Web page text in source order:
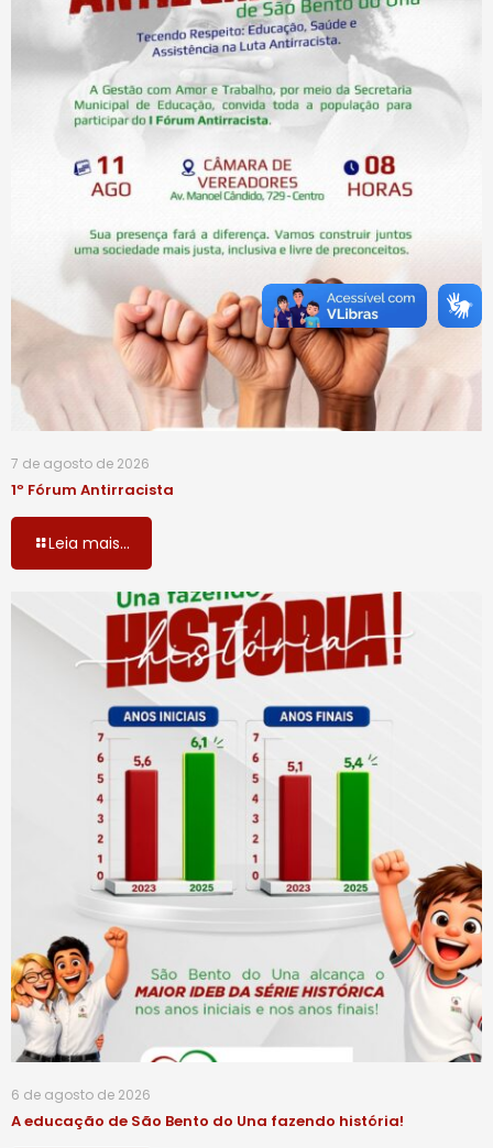
7 de agosto de 2026
1º Fórum Antirracista
Leia mais...
6 de agosto de 2026
A educação de São Bento do Una fazendo história!